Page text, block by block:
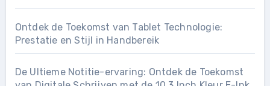
Ontdek de Toekomst van Tablet Technologie:
Prestatie en Stijl in Handbereik
De Ultieme Notitie-ervaring: Ontdek de Toekomst